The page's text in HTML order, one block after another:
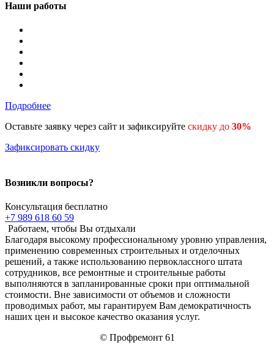
Наши работы
Подробнее
Оставьте заявку через сайт и зафиксируйте скидку до 30%
Зафиксировать скидку
Возникли вопросы?
Консультация бесплатно
+7 989 618 60 59
Работаем, чтобы Вы отдыхали
Благодаря высокому профессиональному уровню управления,
применению современных строительных и отделочных
решений, а также использованию первоклассного штата
сотрудников, все ремонтные и строительные работы
выполняются в запланированные сроки при оптимальной
стоимости. Вне зависимости от объемов и сложности
проводимых работ, мы гарантируем Вам демократичность
наших цен и высокое качество оказания услуг.
© Профремонт 61